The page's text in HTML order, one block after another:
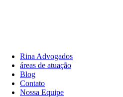
Rina Advogados
áreas de atuação
Blog
Contato
Nossa Equipe